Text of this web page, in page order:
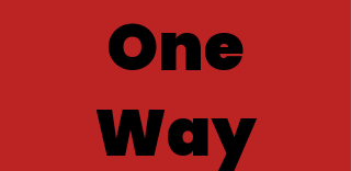
One
Way